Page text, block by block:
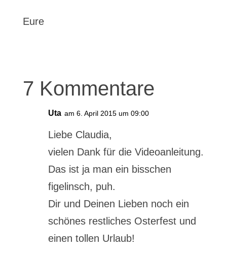
Eure
7 Kommentare
Uta am 6. April 2015 um 09:00
Liebe Claudia,
vielen Dank für die Videoanleitung.
Das ist ja man ein bisschen
figelinsch, puh.
Dir und Deinen Lieben noch ein
schönes restliches Osterfest und
einen tollen Urlaub!